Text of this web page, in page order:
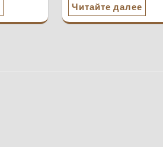
Читайте далее